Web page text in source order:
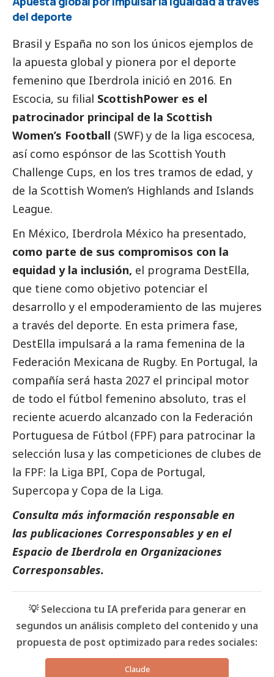
del deporte
Brasil y España no son los únicos ejemplos de
la apuesta global y pionera por el deporte
femenino que Iberdrola inició en 2016. En
Escocia, su filial ScottishPower es el
patrocinador principal de la Scottish
Women’s Football (SWF) y de la liga escocesa,
así como espónsor de las Scottish Youth
Challenge Cups, en los tres tramos de edad, y
de la Scottish Women’s Highlands and Islands
League.
En México, Iberdrola México ha presentado,
como parte de sus compromisos con la
equidad y la inclusión, el programa DestElla,
que tiene como objetivo potenciar el
desarrollo y el empoderamiento de las mujeres
a través del deporte. En esta primera fase,
DestElla impulsará a la rama femenina de la
Federación Mexicana de Rugby. En Portugal, la
compañía será hasta 2027 el principal motor
de todo el fútbol femenino absoluto, tras el
reciente acuerdo alcanzado con la Federación
Portuguesa de Fútbol (FPF) para patrocinar la
selección lusa y las competiciones de clubes de
la FPF: la Liga BPI, Copa de Portugal,
Supercopa y Copa de la Liga.
Consulta más información responsable en
las publicaciones Corresponsables y en el
Espacio de Iberdrola en Organizaciones
Corresponsables.
💡 Selecciona tu IA preferida para generar en
segundos un análisis completo del contenido y una
propuesta de post optimizado para redes sociales:
Claude